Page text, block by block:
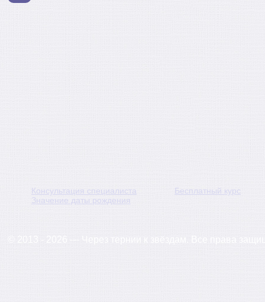
Консультация специалиста
Бесплатный курс
Значение даты рождения
© 2013 - 2026 — Через тернии к звёздам. Все права